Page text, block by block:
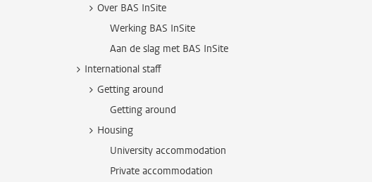
Over BAS InSite
Werking BAS InSite
Aan de slag met BAS InSite
International staff
Getting around
Getting around
Housing
University accommodation
Private accommodation